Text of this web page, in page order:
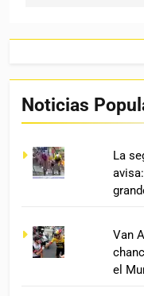
Noticias
La
Van
el